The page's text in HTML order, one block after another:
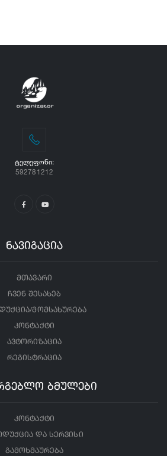
ᲢᲔᲚᲔᲤᲝᲜᲘ:
592781212
ნავიგაცია
მთავარი
ჩვენ შესახებ
მომსახურება
კონტაქტი
ავტორიზაცია
რეგისტრაცია
ბმულები
კონტაქტი
და სერვისი
გამოხმაურება